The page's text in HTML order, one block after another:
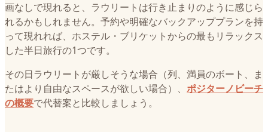
画なしで現れると、ラウリートは行き止まりのように感じら
れるかもしれません。予約や明確なバックアッププランを持
って現れれば、ホステル・ブリケットからの最もリラックス
した半日旅行の1つです。
その日ラウリートが厳しそうな場合（列、満員のボート、ま
たはより自由なスペースが欲しい場合）、 ポジターノビーチ
の概要で代替案と比較しましょう。